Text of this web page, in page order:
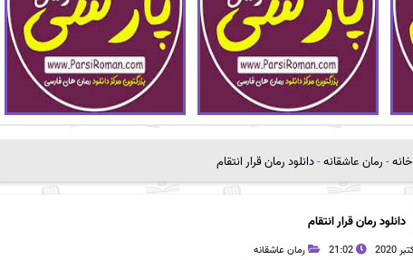
خانه-رمان عاشقانه-دانلود رمان قرار انتقام
دانلود رمان قرار انتقام
21:02 رمان عاشقانه